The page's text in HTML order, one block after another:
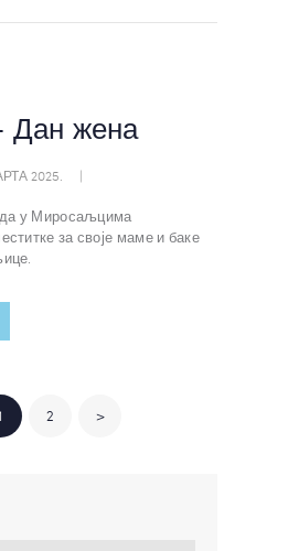
Дан жена
2025.
у Миросаљцима
за своје маме и баке
ЧЛАНАКА
PAGE
2 >